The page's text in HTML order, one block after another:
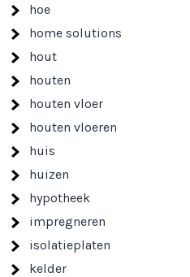
hoe
home solutions
hout
houten
houten vloer
houten vloeren
huis
huizen
hypotheek
impregneren
isolatieplaten
kelder